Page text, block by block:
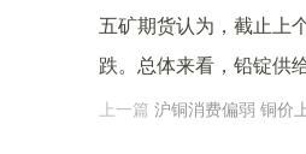
五矿期货认为，截止上
跌。总体来看，铅锭供
上一篇 沪铜消费偏弱 铜价